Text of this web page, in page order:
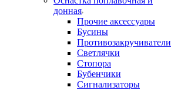
донная
Прочие аксессуары
Бусины
Противозакручиватели
Светлячки
Стопора
Бубенчики
Сигнализаторы